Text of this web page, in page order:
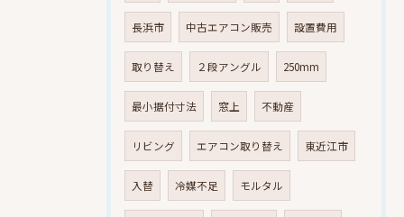
長浜市 中古エアコン販売 設置費用
取り替え ２段アングル 250mm
最小据付寸法 窓上 不動産
リビング エアコン取り替え 東近江市
入替 冷媒不足 モルタル